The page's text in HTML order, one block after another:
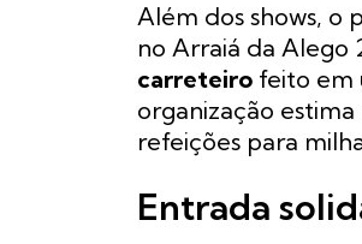
Além dos shows, o
no Arraiá da Alego
carreteiro feito em
organização
refeições para
Entrada